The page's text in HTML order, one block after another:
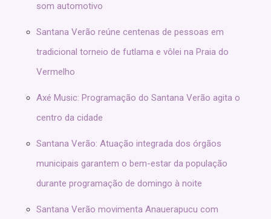
som automotivo
Santana Verão reúne centenas de pessoas em
tradicional torneio de futlama e vôlei na Praia do
Vermelho
Axé Music: Programação do Santana Verão agita o
centro da cidade
Santana Verão: Atuação integrada dos órgãos
municipais garantem o bem-estar da população
durante programação de domingo à noite
Santana Verão movimenta Anauerapucu com